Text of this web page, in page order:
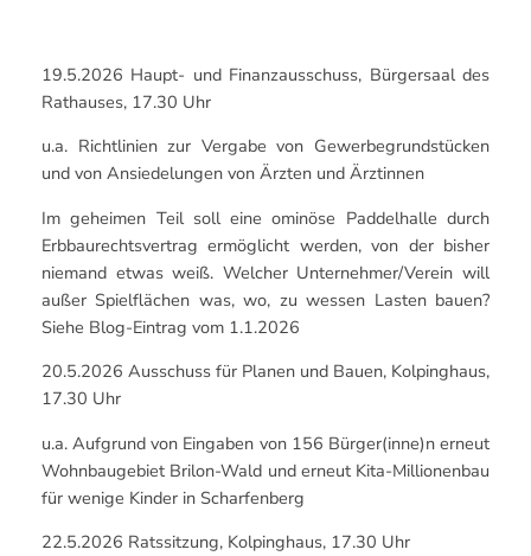
19.5.2026 Haupt- und Finanzausschuss, Bürgersaal des
Rathauses, 17.30 Uhr
u.a. Richtlinien zur Vergabe von Gewerbegrundstücken
und von Ansiedelungen von Ärzten und Ärztinnen
Im geheimen Teil soll eine ominöse Paddelhalle durch
Erbbaurechtsvertrag ermöglicht werden, von der bisher
niemand etwas weiß. Welcher Unternehmer/Verein will
außer Spielflächen was, wo, zu wessen Lasten bauen?
Siehe Blog-Eintrag vom 1.1.2026
20.5.2026 Ausschuss für Planen und Bauen, Kolpinghaus,
17.30 Uhr
u.a. Aufgrund von Eingaben von 156 Bürger(inne)n erneut
Wohnbaugebiet Brilon-Wald und erneut Kita-Millionenbau
für wenige Kinder in Scharfenberg
22.5.2026 Ratssitzung, Kolpinghaus, 17.30 Uhr